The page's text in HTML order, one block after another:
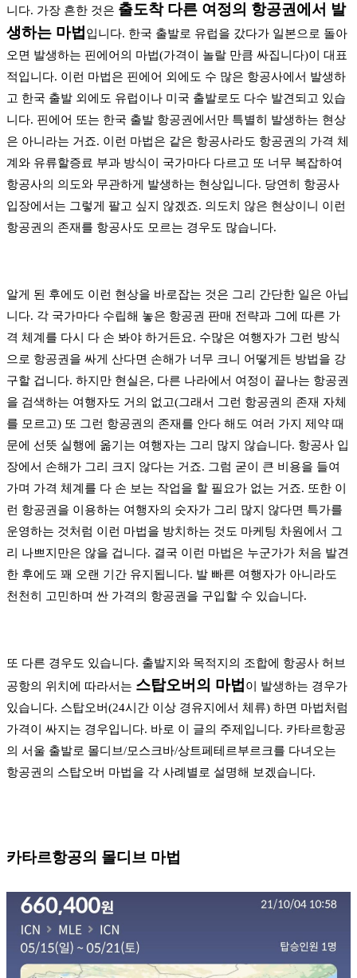
니다. 가장 흔한 것은 출도착 다른 여정의 항공권에서 발
생하는 마법 입니다. 한국 출발로 유럽을 갔다가 일본으로 돌아
오면 발생하는 핀에어의 마법(가격이 놀랄 만큼 싸집니다)이 대표
적입니다. 이런 마법은 핀에어 외에도 수 많은 항공사에서 발생하
고 한국 출발 외에도 유럽이나 미국 출발로도 다수 발견되고 있습
니다. 핀에어 또는 한국 출발 항공권에서만 특별히 발생하는 현상
은 아니라는 거죠. 이런 마법은 같은 항공사라도 항공권의 가격 체
계와 유류할증료 부과 방식이 국가마다 다르고 또 너무 복잡하여
항공사의 의도와 무관하게 발생하는 현상입니다. 당연히 항공사
입장에서는 그렇게 팔고 싶지 않겠죠. 의도치 않은 현상이니 이런
항공권의 존재를 항공사도 모르는 경우도 많습니다.
알게 된 후에도 이런 현상을 바로잡는 것은 그리 간단한 일은 아닙
니다. 각 국가마다 수립해 놓은 항공권 판매 전략과 그에 따른 가
격 체계를 다시 다 손 봐야 하거든요. 수많은 여행자가 그런 방식
으로 항공권을 싸게 산다면 손해가 너무 크니 어떻게든 방법을 강
구할 겁니다. 하지만 현실은, 다른 나라에서 여정이 끝나는 항공권
을 검색하는 여행자도 거의 없고(그래서 그런 항공권의 존재 자체
를 모르고) 또 그런 항공권의 존재를 안다 해도 여러 가지 제약 때
문에 선뜻 실행에 옮기는 여행자는 그리 많지 않습니다. 항공사 입
장에서 손해가 그리 크지 않다는 거죠. 그럼 굳이 큰 비용을 들여
가며 가격 체계를 다 손 보는 작업을 할 필요가 없는 거죠. 또한 이
런 항공권을 이용하는 여행자의 숫자가 그리 많지 않다면 특가를
운영하는 것처럼 이런 마법을 방치하는 것도 마케팅 차원에서 그
리 나쁘지만은 않을 겁니다. 결국 이런 마법은 누군가가 처음 발견
한 후에도 꽤 오랜 기간 유지됩니다. 발 빠른 여행자가 아니라도
천천히 고민하며 싼 가격의 항공권을 구입할 수 있습니다.
또 다른 경우도 있습니다. 출발지와 목적지의 조합에 항공사 허브
공항의 위치에 따라서는 스탑오버의 마법 이 발생하는 경우가
있습니다. 스탑오버(24시간 이상 경유지에서 체류) 하면 마법처럼
가격이 싸지는 경우입니다. 바로 이 글의 주제입니다. 카타르항공
의 서울 출발로 몰디브/모스크바/상트페테르부르크를 다녀오는
항공권의 스탑오버 마법을 각 사례별로 설명해 보겠습니다.
카타르항공의 몰디브 마법